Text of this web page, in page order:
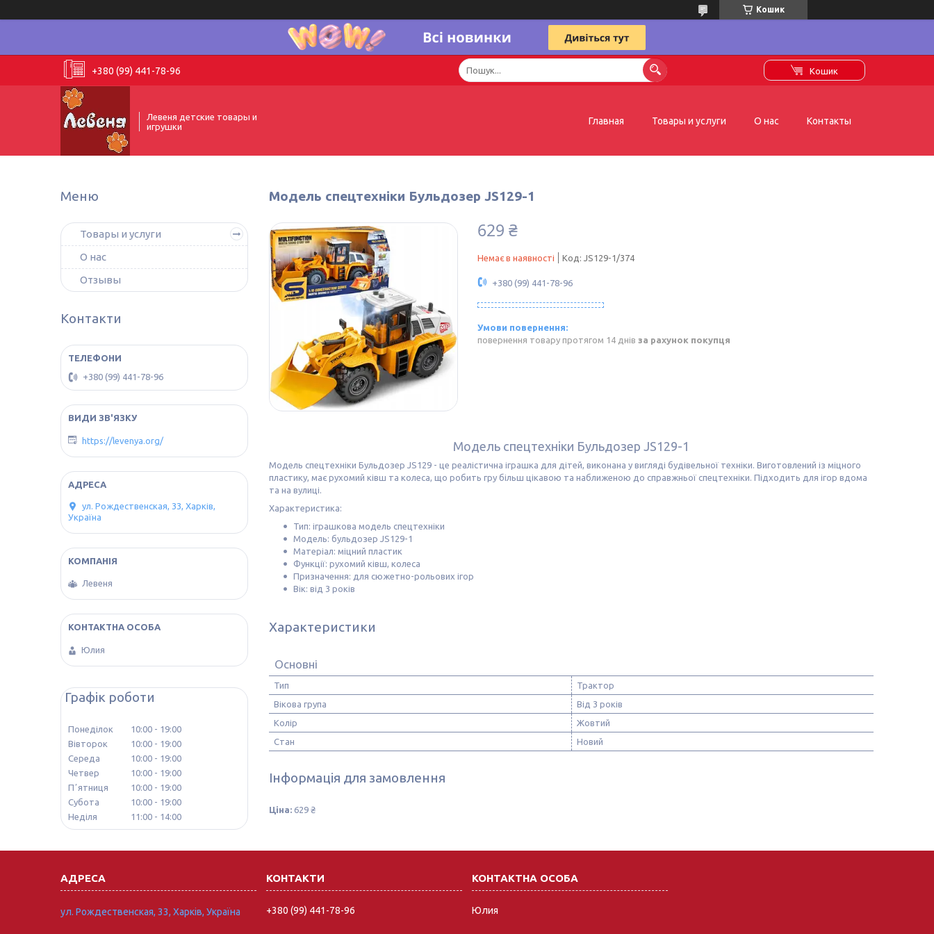
Кошик
+380 (99) 441-78-96 Кошик
Левеня детские товары и
игрушки
Главная Товары и услуги О нас Контакты
Модель спецтехніки Бульдозер JS129-1
629 ₴
Немає в наявності Код: JS129-1/374
+380 (99) 441-78-96
повернення товару протягом 14 днів за рахунок покупця
Модель спецтехніки Бульдозер JS129-1
Модель спецтехніки Бульдозер JS129 - це реалістична іграшка для дітей, виконана у вигляді будівельної техніки. Виготовлений із міцного
пластику, має рухомий ківш та колеса, що робить гру більш цікавою та наближеною до справжньої спецтехніки. Підходить для ігор вдома
та на вулиці.
Характеристика:
Тип: іграшкова модель спецтехніки
Модель: бульдозер JS129-1
Матеріал: міцний пластик
Функції: рухомий ківш, колеса
Призначення: для сюжетно-рольових ігор
Вік: від 3 років
Характеристики
Основні
Тип
Трактор
Вікова група
Від 3 років
Колір
Жовтий
Стан
Новий
Інформація для замовлення
Ціна: 629 ₴
Товары и услуги
О нас
Отзывы
Контакти
+380 (99) 441-78-96
https://levenya.org/
ул. Рождественская, 33, Харків,
Україна
Левеня
Юлия
Графік роботи
Понеділок 10:00
19:00
Вівторок
10:00
19:00
Середа
10:00
19:00
Четвер
10:00
19:00
Пʼятниця
10:00
19:00
Субота
10:00
19:00
Неділя
11:00 14:00
ул. Рождественская, 33, Харків, Україна +380 (99) 441-78-96 Юлия